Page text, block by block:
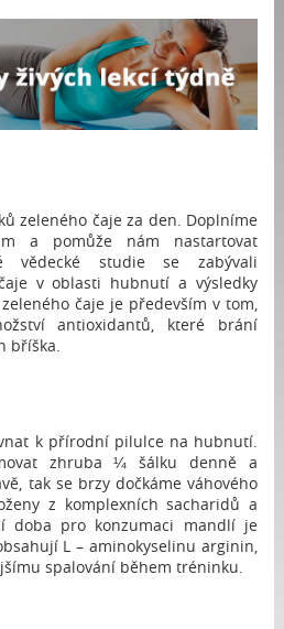
zeleného čaje za den. Doplníme
a pomůže nám nastartovat
vědecké studie se zabývali
v oblasti hubnutí a výsledky
čaje je především v tom,
antioxidantů, které brání
bříška.
k přírodní pilulce na hubnutí.
zhruba ¼ šálku denně a
tak se brzy dočkáme váhového
z komplexních sacharidů a
doba pro konzumaci mandlí je
L – aminokyselinu arginin,
spalování během tréninku.